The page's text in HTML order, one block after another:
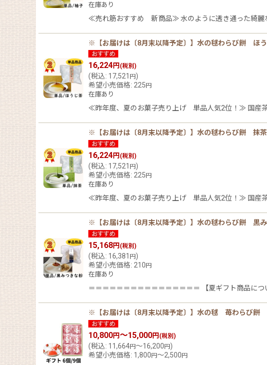
在庫あり
≪売れ筋おすすめ 新商品≫ 水のように透き通った綺麗
※【お届けは〔8月末以降予定〕】水の毬わらび餅 ほ
16,224円 (税別)
(税込: 17,521 円 )
希望小売価格: 225 円
在庫あり
≪昨年度、夏のお菓子売り上げ 単品人気2位！≫ 国産
※【お届けは〔8月末以降予定〕】水の毬わらび餅 抹
16,224円 (税別)
(税込: 17,521 円 )
希望小売価格: 225 円
在庫あり
≪昨年度、夏のお菓子売り上げ 単品人気2位！≫ 国産茶
※【お届けは〔8月末以降予定〕】水の毬わらび餅 黒
15,168円 (税別)
(税込: 16,381 円 )
希望小売価格: 210 円
在庫あり
＝＝＝＝＝＝＝＝＝＝＝＝＝＝＝＝ 【夏ギフト商品に
※【お届けは〔8月末以降予定〕】水の毬 苺わらび
10,800円～15,000円 (税別)
(税込: 11,664円～16,200円)
希望小売価格: 1,800円～2,500円